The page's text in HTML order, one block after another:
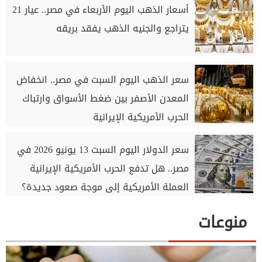
أسعار الذهب اليوم الأربعاء في مصر.. عيار 21
يتراجع والجنيه الذهب يفقد بريقه
سعر الذهب اليوم السبت في مصر.. انخفاض
المعدن الأصفر بين ضغط الأسواق وارتباك
الحرب الأمريكية الإيرانية
سعر الدولار اليوم السبت 13 يونيو 2026 في
مصر.. هل تدفع الحرب الأمريكية الإيرانية
العملة الأمريكية إلى موجة صعود جديدة؟
منوعات